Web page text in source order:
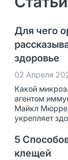
Для чего
здоровье
02 Апреля
Какой
агентом
Майкл
укрепляет
5
клещей